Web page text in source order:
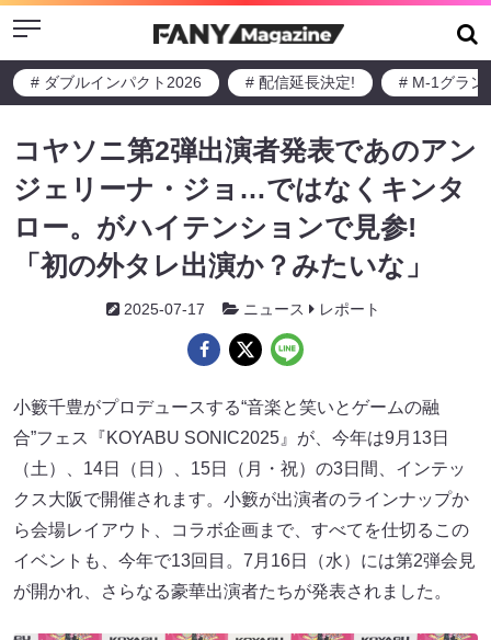
Menu
# ダブルインパクト2026 # 配信延長決定! # M-1グラン
コヤソニ第2弾出演者発表であのアン
ジェリーナ・ジョ…ではなくキンタ
ロー。がハイテンションで見参!
「初の外タレ出演か？みたいな」
2025-07-17 ニュース レポート
小籔千豊がプロデュースする“音楽と笑いとゲームの融
合”フェス『KOYABU SONIC2025』が、今年は9月13日
（土）、14日（日）、15日（月・祝）の3日間、インテッ
クス大阪で開催されます。小籔が出演者のラインナップか
ら会場レイアウト、コラボ企画まで、すべてを仕切るこの
イベントも、今年で13回目。7月16日（水）には第2弾会見
が開かれ、さらなる豪華出演者たちが発表されました。